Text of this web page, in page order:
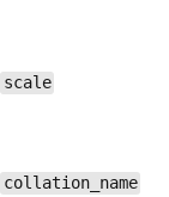
scale
collation_name